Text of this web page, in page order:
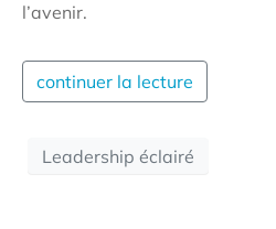
l’avenir.
continuer la lecture
Leadership éclairé